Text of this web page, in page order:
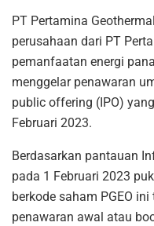
PT Pertamina
perusahaan dari PT
pemanfaatan energi
menggelar penawaran
public offering (IPO)
Februari 2023.
Berdasarkan pantauan
pada 1 Februari 2023
berkode saham PGEO
penawaran awal atau